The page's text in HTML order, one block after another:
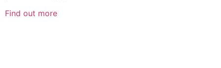
Find out more